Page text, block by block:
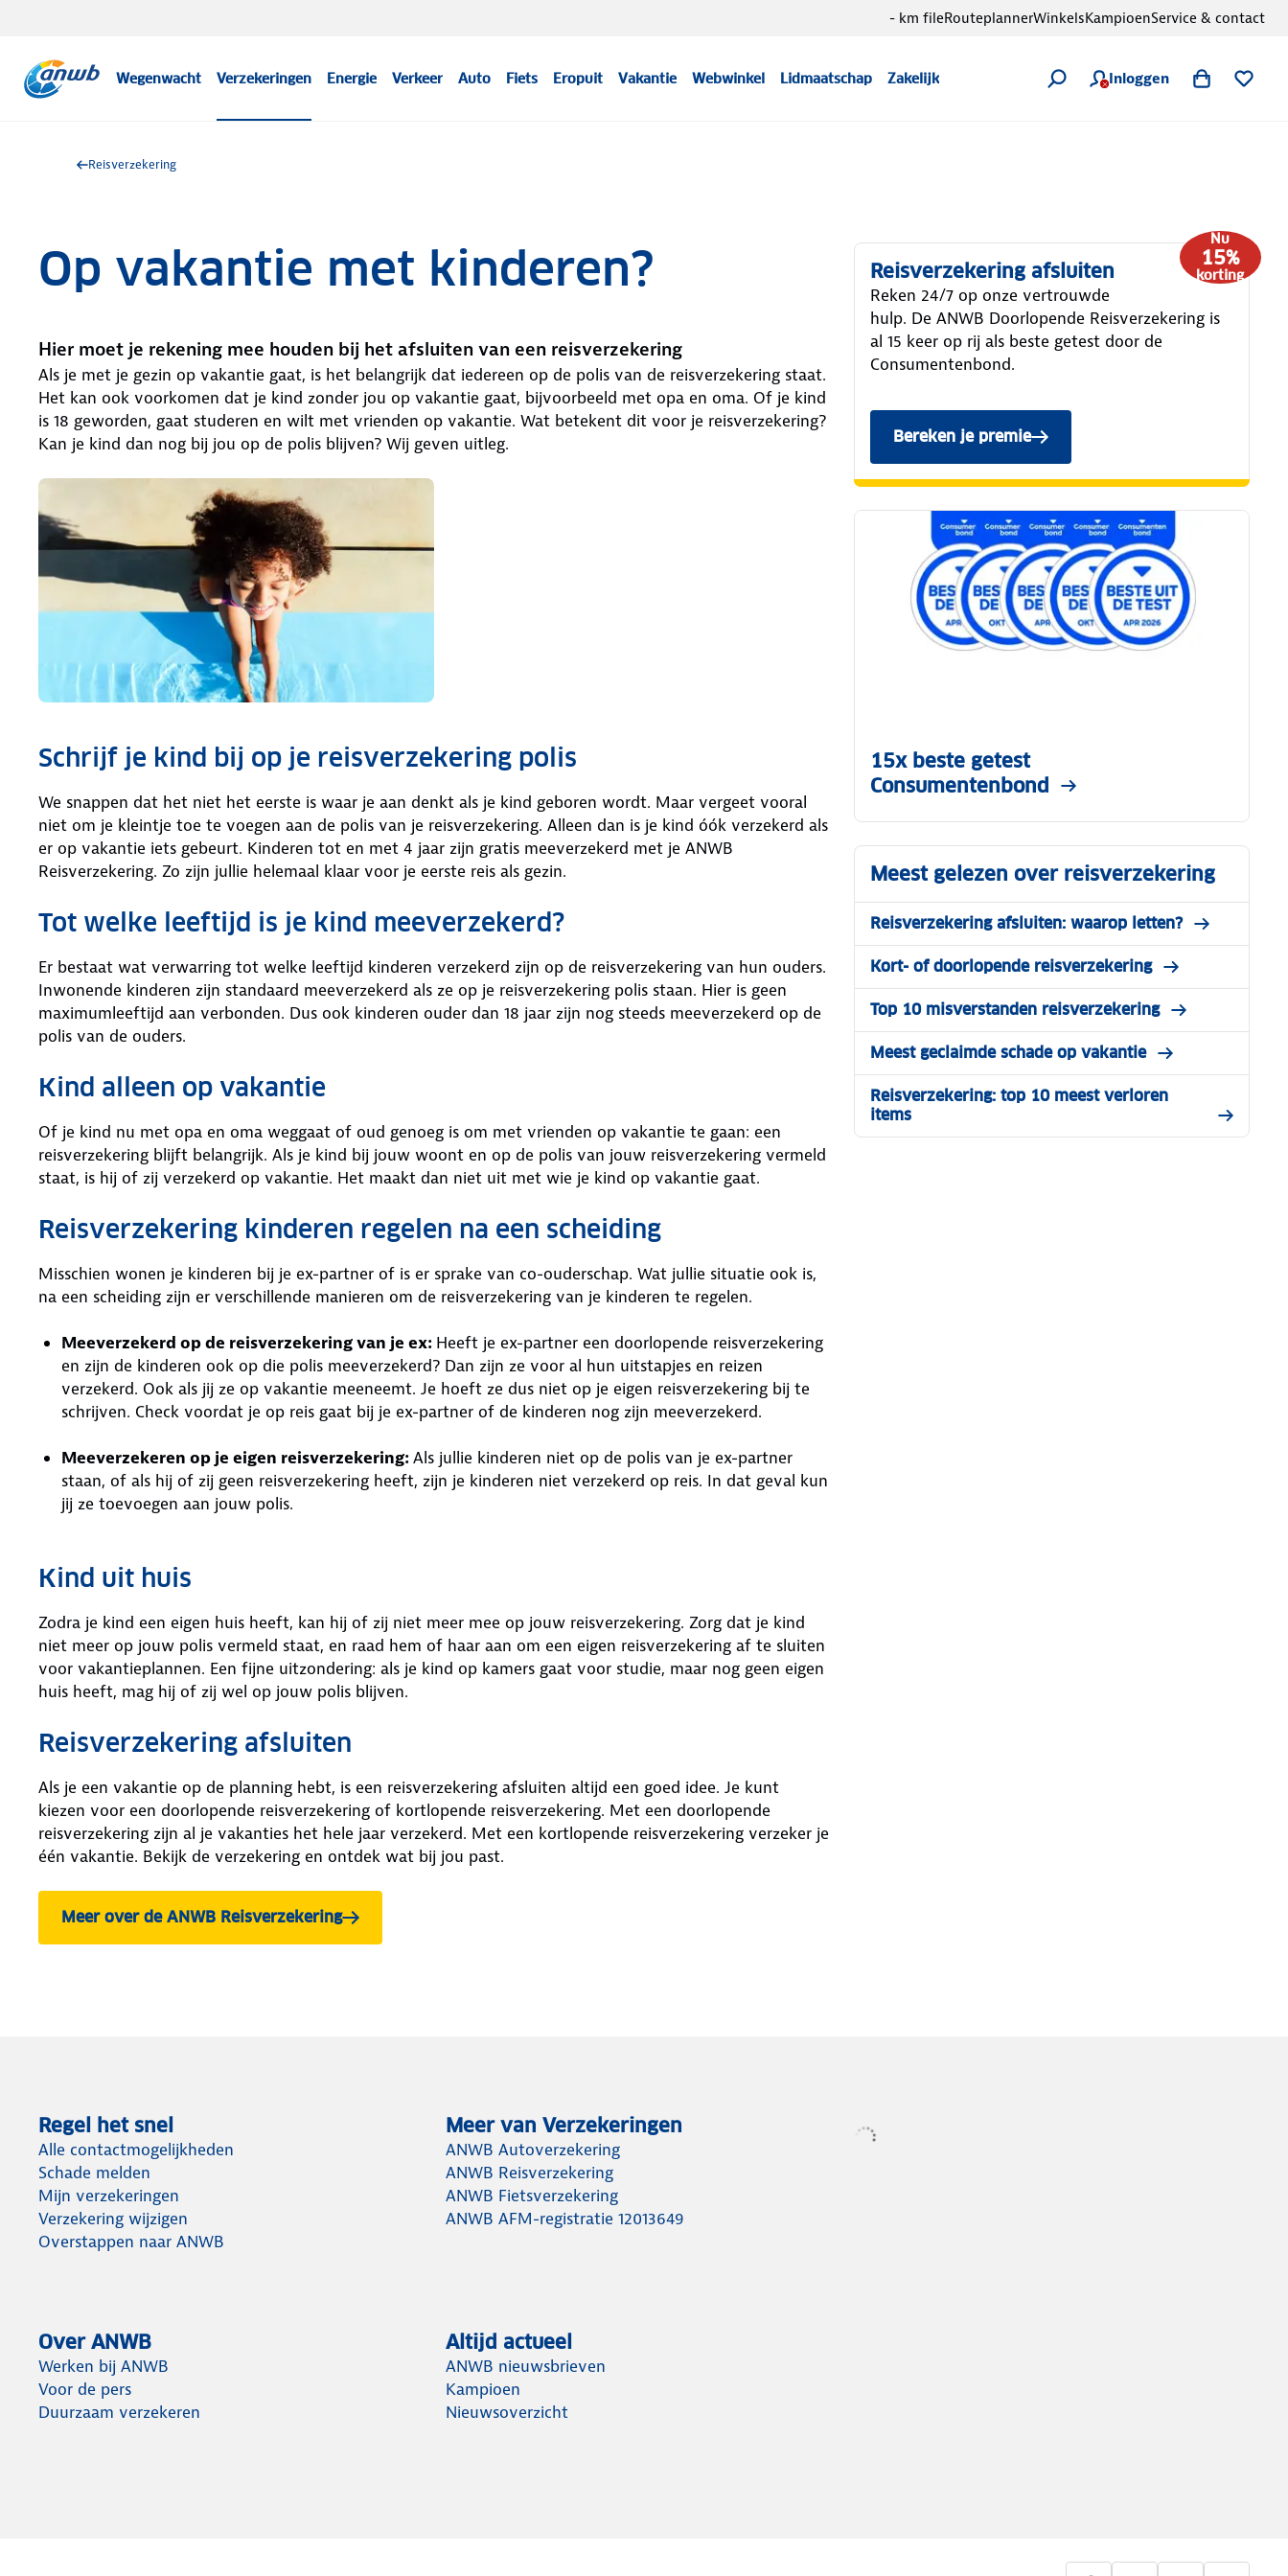
Wegenwacht Verzekeringen Energie Verkeer Auto Fiets Eropuit Vakantie Webwinkel Lidmaatschap Zakelijk Inloggen
- km fileRouteplannerWinkelsKampioenService & contact
Reisverzekering
Op vakantie met kinderen?
Hier moet je rekening mee houden bij het afsluiten van een reisverzekering
Als je met je gezin op vakantie gaat, is het belangrijk dat iedereen op de polis van de reisverzekering staat.
Het kan ook voorkomen dat je kind zonder jou op vakantie gaat, bijvoorbeeld met opa en oma. Of je kind
is 18 geworden, gaat studeren en wilt met vrienden op vakantie. Wat betekent dit voor je reisverzekering?
Kan je kind dan nog bij jou op de polis blijven? Wij geven uitleg.
Schrijf je kind bij op je reisverzekering polis
We snappen dat het niet het eerste is waar je aan denkt als je kind geboren wordt. Maar vergeet vooral
niet om je kleintje toe te voegen aan de polis van je reisverzekering. Alleen dan is je kind óók verzekerd als
er op vakantie iets gebeurt. Kinderen tot en met 4 jaar zijn gratis meeverzekerd met je ANWB
Reisverzekering. Zo zijn jullie helemaal klaar voor je eerste reis als gezin.
Tot welke leeftijd is je kind meeverzekerd?
Er bestaat wat verwarring tot welke leeftijd kinderen verzekerd zijn op de reisverzekering van hun ouders.
Inwonende kinderen zijn standaard meeverzekerd als ze op je reisverzekering polis staan. Hier is geen
maximumleeftijd aan verbonden. Dus ook kinderen ouder dan 18 jaar zijn nog steeds meeverzekerd op de
polis van de ouders.
Kind alleen op vakantie
Of je kind nu met opa en oma weggaat of oud genoeg is om met vrienden op vakantie te gaan: een
reisverzekering blijft belangrijk. Als je kind bij jouw woont en op de polis van jouw reisverzekering vermeld
staat, is hij of zij verzekerd op vakantie. Het maakt dan niet uit met wie je kind op vakantie gaat.
Reisverzekering kinderen regelen na een scheiding
Misschien wonen je kinderen bij je ex-partner of is er sprake van co-ouderschap. Wat jullie situatie ook is,
na een scheiding zijn er verschillende manieren om de reisverzekering van je kinderen te regelen.
Meeverzekerd op de reisverzekering van je ex: Heeft je ex-partner een doorlopende reisverzekering
en zijn de kinderen ook op die polis meeverzekerd? Dan zijn ze voor al hun uitstapjes en reizen
verzekerd. Ook als jij ze op vakantie meeneemt. Je hoeft ze dus niet op je eigen reisverzekering bij te
schrijven. Check voordat je op reis gaat bij je ex-partner of de kinderen nog zijn meeverzekerd.
Meeverzekeren op je eigen reisverzekering:Als jullie kinderen niet op de polis van je ex-partner
staan, of als hij of zij geen reisverzekering heeft, zijn je kinderen niet verzekerd op reis. In dat geval kun
jij ze toevoegen aan jouw polis.
Kind uit huis
Zodra je kind een eigen huis heeft, kan hij of zij niet meer mee op jouw reisverzekering. Zorg dat je kind
niet meer op jouw polis vermeld staat, en raad hem of haar aan om een eigen reisverzekering af te sluiten
voor vakantieplannen. Een fijne uitzondering: als je kind op kamers gaat voor studie, maar nog geen eigen
huis heeft, mag hij of zij wel op jouw polis blijven.
Reisverzekering afsluiten
Als je een vakantie op de planning hebt, is een reisverzekering afsluiten altijd een goed idee. Je kunt
kiezen voor een doorlopende reisverzekering of kortlopende reisverzekering. Met een doorlopende
reisverzekering zijn al je vakanties het hele jaar verzekerd. Met een kortlopende reisverzekering verzeker je
één vakantie. Bekijk de verzekering en ontdek wat bij jou past.
Meer over de ANWB Reisverzekering
bekijken.
Nu
15%
korting
Reisverzekering afsluiten
Reken 24/7 op onze vertrouwde
hulp. De ANWB Doorlopende Reisverzekering is
al 15 keer op rij als beste getest door de
Consumentenbond.
Bereken je premievan de ANWB Reisverzekering.
15x beste getest
Consumentenbond
Meest gelezen over reisverzekering
Reisverzekering afsluiten: waarop letten?
Kort- of doorlopende reisverzekering
Top 10 misverstanden reisverzekering
Meest geclaimde schade op vakantie
Reisverzekering: top 10 meest verloren
items
Regel het snel
Alle contactmogelijkheden
Schade melden
Mijn verzekeringen
Verzekering wijzigen
Overstappen naar ANWB
Meer van Verzekeringen
ANWB Autoverzekering
ANWB Reisverzekering
ANWB Fietsverzekering
ANWB AFM-registratie 12013649
Over ANWB
Werken bij ANWB
Voor de pers
Duurzaam verzekeren
Altijd actueel
ANWB nieuwsbrieven
Kampioen
Nieuwsoverzicht